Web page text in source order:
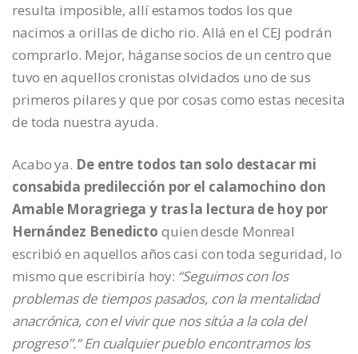
resulta imposible, allí estamos todos los que
nacimos a orillas de dicho rio. Allá en el CEJ podrán
comprarlo. Mejor, háganse socios de un centro que
tuvo en aquellos cronistas olvidados uno de sus
primeros pilares y que por cosas como estas necesita
de toda nuestra ayuda.
Acabo ya. De entre todos tan solo destacar mi
consabida predilección por el calamochino don
Amable Moragriega y tras la lectura de hoy por
Hernández Benedicto quien desde Monreal
escribió en aquellos años casi con toda seguridad, lo
mismo que escribiría hoy: “Seguimos con los
problemas de tiempos pasados, con la mentalidad
anacrónica, con el vivir que nos sitúa a la cola del
progreso”.“ En cualquier pueblo encontramos los